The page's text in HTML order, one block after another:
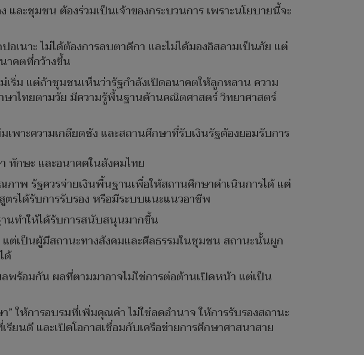
ะชุมชน ต้องร่วมเป็นเจ้าของกระบวนการ เพราะนโยบายนี้จะ
อเนาะ ไม่ได้ต้องการลบตาดีกา และไม่ได้มองอิสลามเป็นภัย แต่
าคตที่กว้างขึ้น
ริ่ม แต่ถ้าชุมชนเห็นว่ารัฐกำลังเปิดอนาคตให้ลูกหลาน ความ
ษาไทยตามวัย มีความรู้พื้นฐานด้านคณิตศาสตร์ วิทยาศาสตร์
าะความเกลียดชัง และสถานศึกษาที่รับเงินรัฐต้องยอมรับการ
ทักษะ และอนาคตในสังคมไทย
าพ รัฐควรจ่ายเงินพื้นฐานเพื่อให้สถานศึกษาดำเนินการได้ แต่
รได้รับการรับรอง หรือมีระบบแนะแนวอาชีพ
านทำให้ได้รับการสนับสนุนมากขึ้น
ต่เป็นผู้มีสถานะทางสังคมและศีลธรรมในชุมชน สถานะนั้นผูก
ด้
พร้อมกัน ผลที่ตามมาอาจไม่ใช่การต่อต้านเปิดหน้า แต่เป็น
ให้การอบรมที่เพิ่มคุณค่า ไม่ใช่ลดอำนาจ ให้การรับรองสถานะ
นดี และเปิดโอกาสเชื่อมกับเครือข่ายการศึกษาศาสนาสาย